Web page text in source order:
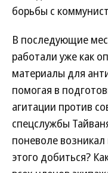
борьбы c
В последующие
работали уже как
материалы для
помогая в
агитации против
спецслужбы
поневоле
этого добиться?